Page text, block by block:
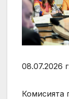
08.07.2026
Комисията